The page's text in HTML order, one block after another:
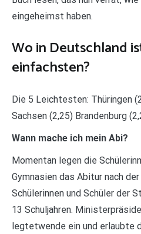
eingeheimst haben.
Wo in Deutschland
einfachsten?
Die 5 Leichtesten: Thüringen
Sachsen (2,25) Brandenburg
Wann mache ich mein Abi?
Momentan legen die
Gymnasien das Abitur nach
Schülerinnen und Schüler der
13 Schuljahren.
legtetwende ein und erlaubte